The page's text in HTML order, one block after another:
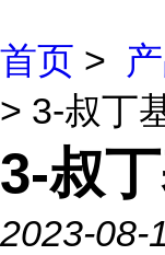
首页 >
> 3-叔丁
3-叔
2023-08-